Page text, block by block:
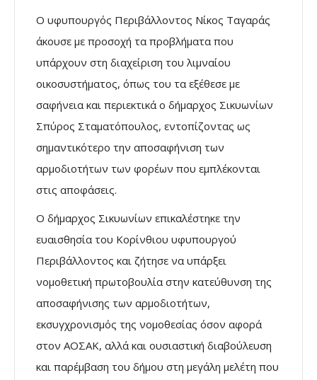
Ο υφυπουργός Περιβάλλοντος Νίκος Ταγαράς
άκουσε με προσοχή τα προβλήματα που
υπάρχουν στη διαχείριση του λιμναίου
οικοσυστήματος, όπως του τα εξέθεσε με
σαφήνεια και περιεκτικά ο δήμαρχος Σικυωνίων
Σπύρος Σταματόπουλος, εντοπίζοντας ως
σημαντικότερο την αποσαφήνιση των
αρμοδιοτήτων των φορέων που εμπλέκονται
στις αποφάσεις.
Ο δήμαρχος Σικυωνίων επικαλέστηκε την
ευαισθησία του Κορίνθιου υφυπουργού
Περιβάλλοντος και ζήτησε να υπάρξει
νομοθετική πρωτοβουλία στην κατεύθυνση της
αποσαφήνισης των αρμοδιοτήτων,
εκσυγχρονισμός της νομοθεσίας όσον αφορά
στον ΑΟΣΑΚ, αλλά και ουσιαστική διαβούλευση
και παρέμβαση του δήμου στη μεγάλη μελέτη που